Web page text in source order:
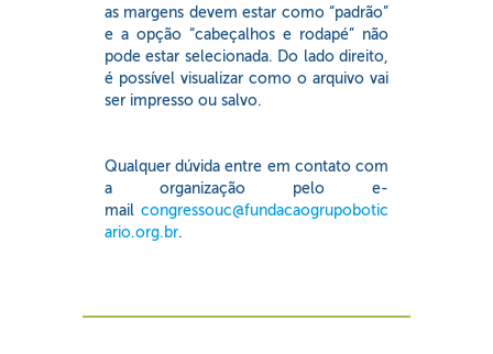
as margens devem estar como “padrão”
e a opção “cabeçalhos e rodapé” não
pode estar selecionada. Do lado direito,
é possível visualizar como o arquivo vai
ser impresso ou salvo.
Qualquer dúvida entre em contato com
a organização pelo e-
mail congressouc@fundacaogrupobotic
ario.org.br.